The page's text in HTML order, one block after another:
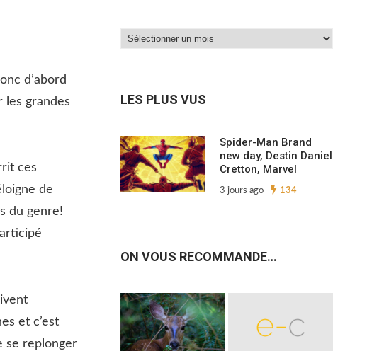
d’abord
les grandes
ces
de
du genre!
et c’est
se replonger
Dans
LES PLUS VUS
Spider-Man Brand
new day, Destin Daniel
Cretton, Marvel
3 jours ago 134
ON VOUS RECOMMANDE…